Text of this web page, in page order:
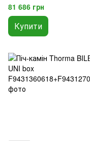
81 686 грн
Купити